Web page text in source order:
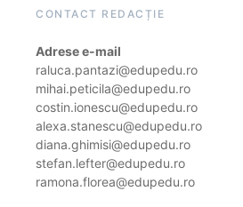
CONTACT REDACȚIE
Adrese e-mail
raluca.pantazi@edupedu.ro
mihai.peticila@edupedu.ro
costin.ionescu@edupedu.ro
alexa.stanescu@edupedu.ro
diana.ghimisi@edupedu.ro
stefan.lefter@edupedu.ro
ramona.florea@edupedu.ro